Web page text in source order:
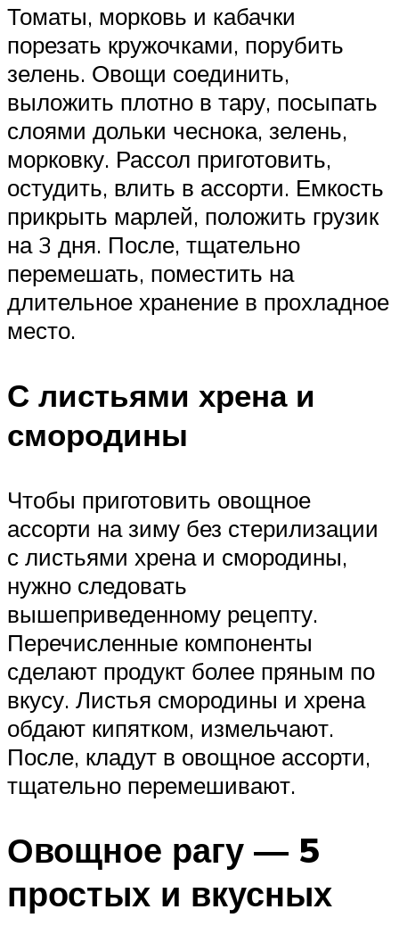
Томаты, морковь и кабачки
порезать кружочками, порубить
зелень. Овощи соединить,
выложить плотно в тару, посыпать
слоями дольки чеснока, зелень,
морковку. Рассол приготовить,
остудить, влить в ассорти. Емкость
прикрыть марлей, положить грузик
на 3 дня. После, тщательно
перемешать, поместить на
длительное хранение в прохладное
место.
С листьями хрена и
смородины
Чтобы приготовить овощное
ассорти на зиму без стерилизации
с листьями хрена и смородины,
нужно следовать
вышеприведенному рецепту.
Перечисленные компоненты
сделают продукт более пряным по
вкусу. Листья смородины и хрена
обдают кипятком, измельчают.
После, кладут в овощное ассорти,
тщательно перемешивают.
Овощное рагу — 5
простых и вкусных